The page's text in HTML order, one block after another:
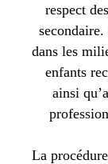
respect
dans les
enfants
ainsi
La